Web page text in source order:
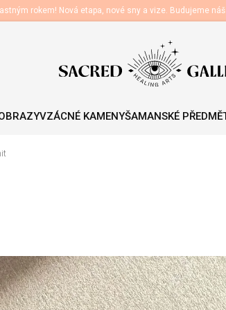
rokem! Nová etapa, nové sny a vize. Budujeme
VZÁCNÉ KAMENYŠAMANSKÉ